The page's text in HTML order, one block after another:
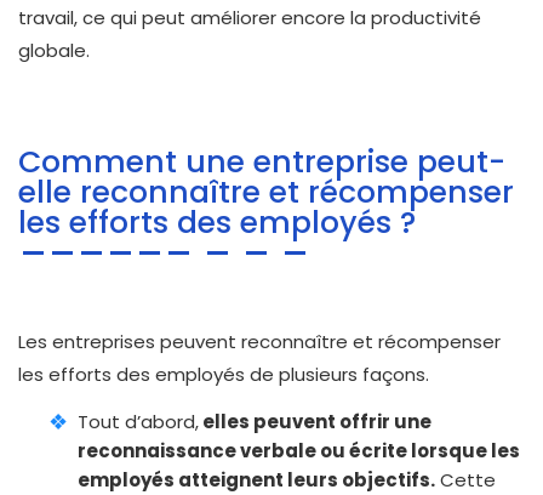
travail, ce qui peut améliorer encore la productivité
globale.
Comment une entreprise peut-
elle reconnaître et récompenser
les efforts des employés ?
Les entreprises peuvent reconnaître et récompenser
les efforts des employés de plusieurs façons.
Tout d’abord,elles peuvent offrir une
reconnaissance verbale ou écrite lorsque les
employés atteignent leurs objectifs.Cette